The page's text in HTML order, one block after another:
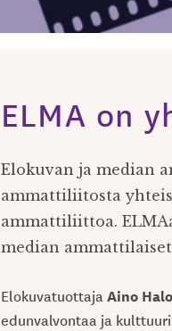
ELMA on
Elokuvan ja median
ammattiliitosta
ammattiliittoa.
median
Elokuvatuottaja Aino
edunvalvontaa ja